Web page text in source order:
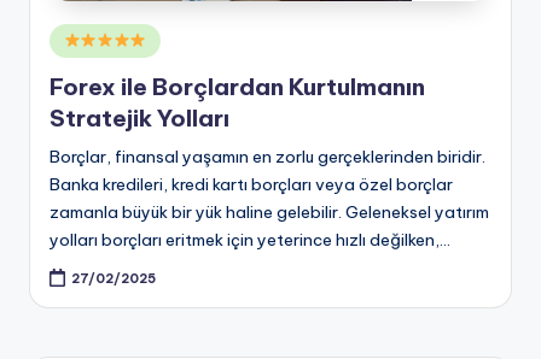
Posted
in
Forex ile Borçlardan Kurtulmanın
Stratejik Yolları
Borçlar, finansal yaşamın en zorlu gerçeklerinden biridir.
Banka kredileri, kredi kartı borçları veya özel borçlar
zamanla büyük bir yük haline gelebilir. Geleneksel yatırım
yolları borçları eritmek için yeterince hızlı değilken,…
27/02/2025